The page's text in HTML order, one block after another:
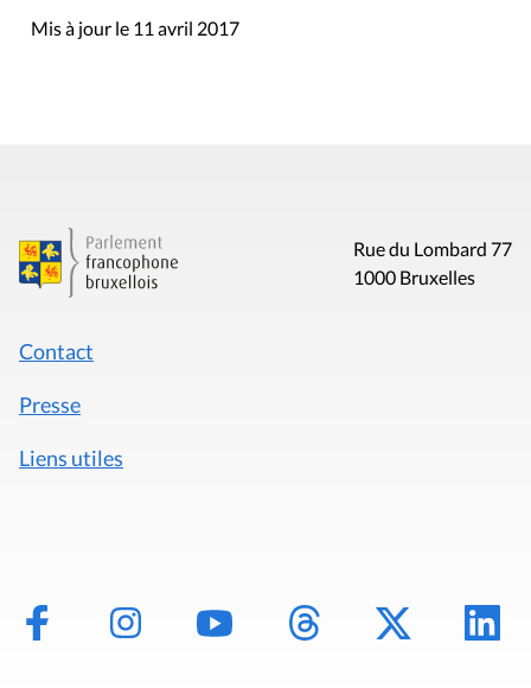
Mis à jour le 11 avril 2017
Rue du Lombard 77
1000 Bruxelles
Contact
Presse
Liens utiles